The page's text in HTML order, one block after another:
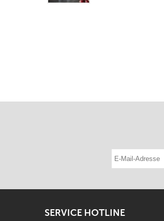
E-Mail-
SERVICE HOTLINE